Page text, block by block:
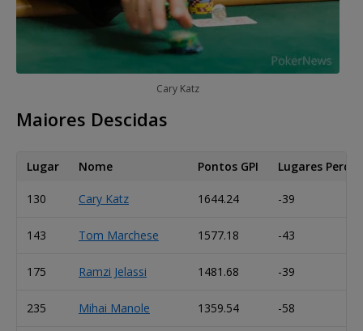
Cary Katz
Maiores Descidas
Lugar Nome Pontos GPI Lugares
130 Cary Katz 1644.24 -39
143 Tom Marchese 1577.18 -43
175 Ramzi Jelassi 1481.68 -39
235 Mihai Manole 1359.54 -58